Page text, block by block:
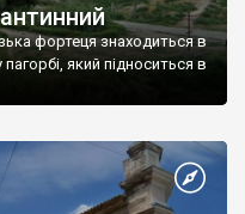
фортеця знаходиться в
який підноситься в